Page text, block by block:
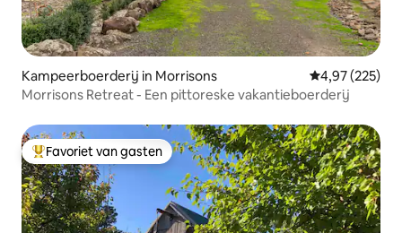
Kampeerboerderij in Morrisons Gemiddelde
4,97 (225)
Morrisons Retreat - Een pittoreske vakantieboerderij
Topfavoriet van gasten
Favoriet van gasten